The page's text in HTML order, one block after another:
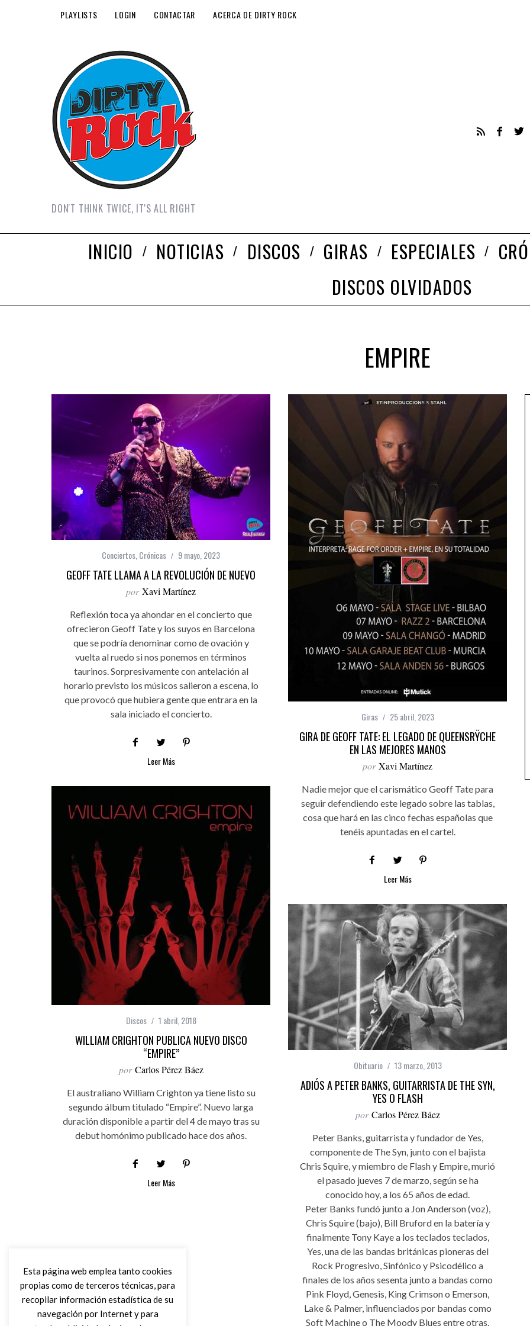
PLAYLISTS LOGIN CONTACTAR ACERCA DE DIRTY ROCK
DON'T THINK TWICE, IT'S ALL RIGHT
INICIO NOTICIAS DISCOS GIRAS ESPECIALES
DISCOS OLVIDADOS
EMPIRE
Conciertos Crónicas 9 mayo, 2023
GEOFF TATE LLAMA A LA REVOLUCIÓN DE NUEVO
por Xavi Martínez
Reflexión toca ya ahondar en el concierto que
ofrecieron Geoff Tate y los suyos en Barcelona
que se podría denominar como de ovación y
vuelta al ruedo si nos ponemos en términos
taurinos. Sorpresivamente con antelación al
horario previsto los músicos salieron a escena, lo
que provocó que hubiera gente que entrara en la
sala iniciado el concierto.
Leer Más
Giras 25 abril, 2023
GIRA DE GEOFF TATE: EL LEGADO DE QUEENSRŸCHE
EN LAS MEJORES MANOS
por Xavi Martínez
Nadie mejor que el carismático Geoff Tate para
seguir defendiendo este legado sobre las tablas,
cosa que hará en las cinco fechas españolas que
tenéis apuntadas en el cartel.
Leer Más
Discos 1 abril, 2018
WILLIAM CRIGHTON PUBLICA NUEVO DISCO
“EMPIRE”
por Carlos Pérez Báez
El australiano William Crighton ya tiene listo su
segundo álbum titulado “Empire”. Nuevo larga
duración disponible a partir del 4 de mayo tras su
debut homónimo publicado hace dos años.
Leer Más
Obituario 13 marzo, 2013
ADIÓS A PETER BANKS, GUITARRISTA DE THE SYN,
YES O FLASH
por Carlos Pérez Báez
Peter Banks, guitarrista y fundador de Yes,
componente de The Syn, junto con el bajista
Chris Squire, y miembro de Flash y Empire, murió
el pasado jueves 7 de marzo, según se ha
conocido hoy, a los 65 años de edad.
Peter Banks fundó junto a Jon Anderson (voz),
Chris Squire (bajo), Bill Bruford en la batería y
finalmente Tony Kaye a los teclados teclados,
Yes, una de las bandas británicas pioneras del
Rock Progresivo, Sinfónico y Psicodélico a
finales de los años sesenta junto a bandas como
Pink Floyd, Genesis, King Crimson o Emerson,
Lake & Palmer, influenciados por bandas como
Soft Machine o The Moody Blues entre otras.
Esta página web emplea tanto cookies
propias como de terceros técnicas, para
recopilar información estadística de su
navegación por Internet y para